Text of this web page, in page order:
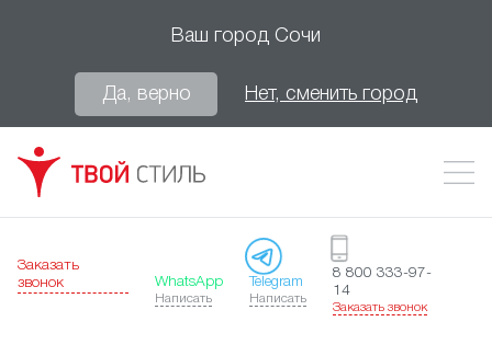
Ваш город Сочи
Да, верно Нет, сменить город
Заказать
звонок
WhatsApp
Написать
Telegram
Написать
8 800 333-97-
14
Заказать звонок